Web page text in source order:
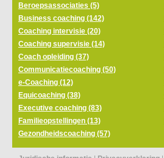
Beroepsassociaties (5)
Business coaching (142)
Coaching intervisie (20)
Coaching supervisie (14)
Coach opleiding (37)
Communicatiecoaching (50)
e-Coaching (12)
Equicoaching (38)
Executive coaching (83)
Familieopstellingen (13)
Gezondheidscoaching (57)